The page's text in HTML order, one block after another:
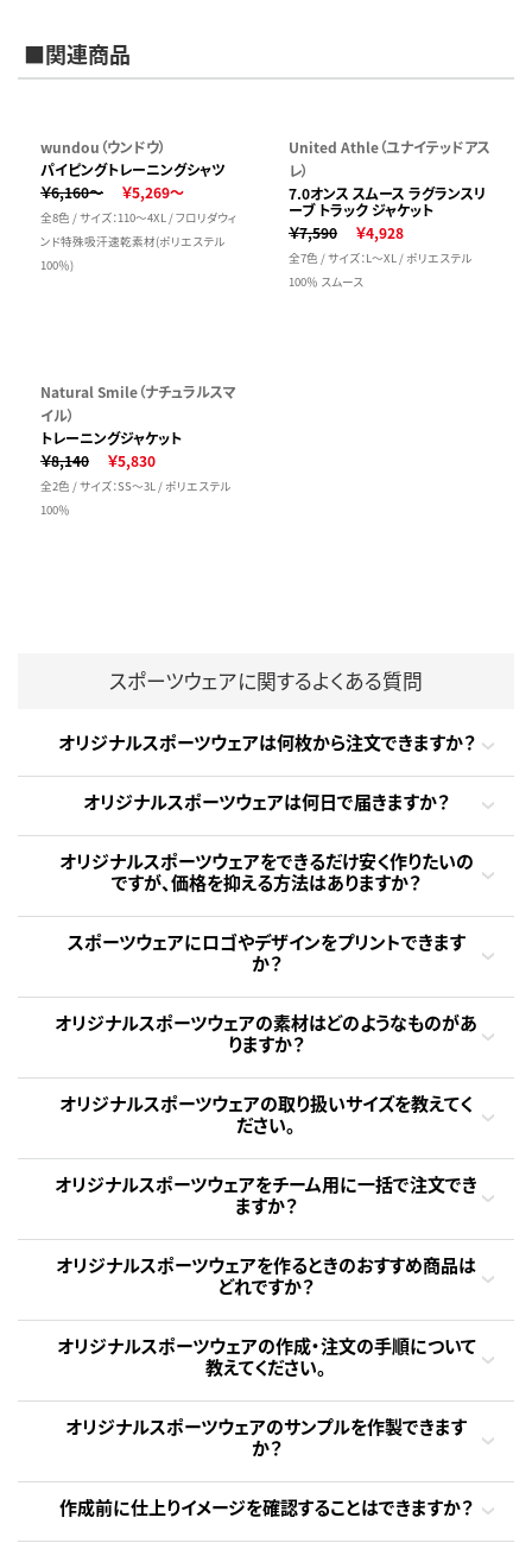
■関連商品
wundou（ウンドウ）
パイピングトレーニングシャツ
￥6,160～
￥5,269～
全8色 / サイズ：110～4XL / フロリダウィ
ンド特殊吸汗速乾素材(ポリエステル
100％)
United Athle（ユナイテッドアス
レ）
7.0オンス スムース ラグランスリ
ーブ トラック ジャケット
￥7,590
￥4,928
全7色 / サイズ：L～XL / ポリエステル
100％ スムース
Natural Smile（ナチュラルスマ
イル）
トレーニングジャケット
￥8,140
￥5,830
全2色 / サイズ：SS～3L / ポリエステル
100％
スポーツウェアに関するよくある質問
オリジナルスポーツウェアは何枚から注文できますか？
オリジナルスポーツウェアは何日で届きますか？
オリジナルスポーツウェアをできるだけ安く作りたいの
ですが、価格を抑える方法はありますか？
スポーツウェアにロゴやデザインをプリントできます
か？
オリジナルスポーツウェアの素材はどのようなものがあ
りますか？
オリジナルスポーツウェアの取り扱いサイズを教えてく
ださい。
オリジナルスポーツウェアをチーム用に一括で注文でき
ますか？
オリジナルスポーツウェアを作るときのおすすめ商品は
どれですか？
オリジナルスポーツウェアの作成・注文の手順について
教えてください。
オリジナルスポーツウェアのサンプルを作製できます
か？
作成前に仕上りイメージを確認することはできますか？